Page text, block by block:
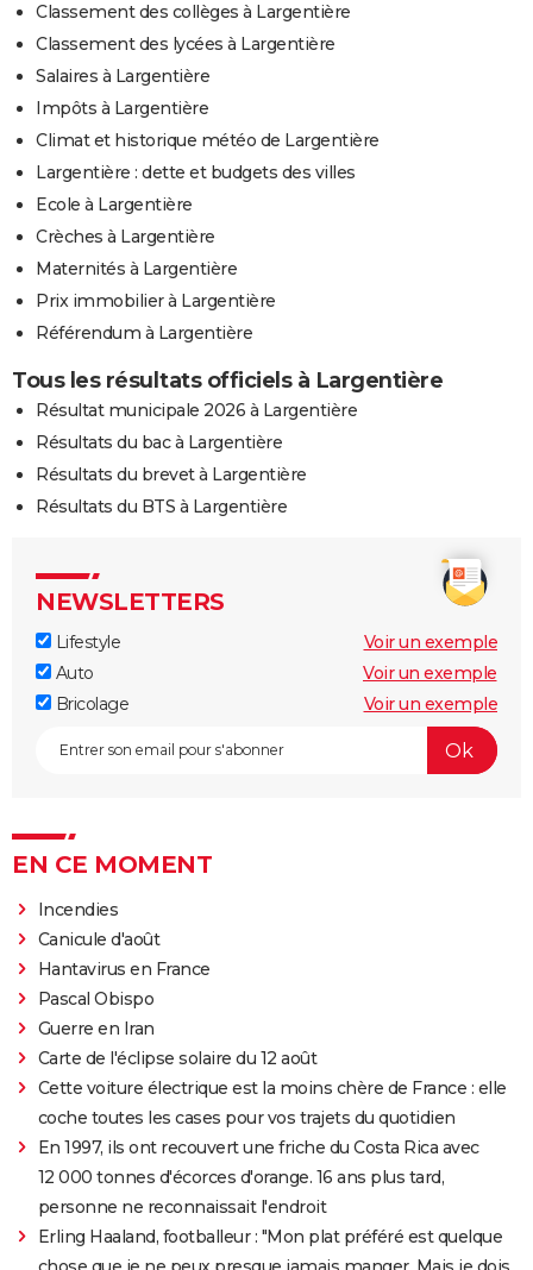
Classement des collèges à Largentière
Classement des lycées à Largentière
Salaires à Largentière
Impôts à Largentière
Climat et historique météo de Largentière
Largentière : dette et budgets des villes
Ecole à Largentière
Crèches à Largentière
Maternités à Largentière
Prix immobilier à Largentière
Référendum à Largentière
Tous les résultats officiels à Largentière
Résultat municipale 2026 à Largentière
Résultats du bac à Largentière
Résultats du brevet à Largentière
Résultats du BTS à Largentière
NEWSLETTERS
Lifestyle
Voir un exemple
Auto
Voir un exemple
Bricolage
Voir un exemple
EN CE MOMENT
Incendies
Canicule d'août
Hantavirus en France
Pascal Obispo
Guerre en Iran
Carte de l'éclipse solaire du 12 août
Cette voiture électrique est la moins chère de France : elle
coche toutes les cases pour vos trajets du quotidien
En 1997, ils ont recouvert une friche du Costa Rica avec
12 000 tonnes d'écorces d'orange. 16 ans plus tard,
personne ne reconnaissait l'endroit
Erling Haaland, footballeur : "Mon plat préféré est quelque